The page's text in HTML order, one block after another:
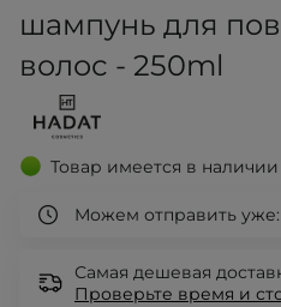
шампунь для
волос - 250ml
Товар имеется в наличии
Можем отправить уже:
Самая дешевая
Проверьте время и